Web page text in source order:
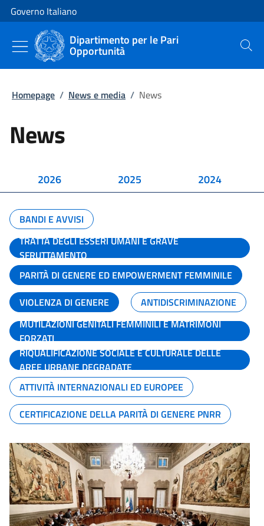
Vai al contenuto
Vai alla navigazione del sito
Governo Italiano
Dipartimento per le Pari
Opportunità Cerca
Homepage / News e media / News
News
2026 2025 2024
BANDI E AVVISI
TRATTA DEGLI ESSERI UMANI E GRAVE
SFRUTTAMENTO
PARITÀ DI GENERE ED EMPOWERMENT FEMMINILE
VIOLENZA DI GENERE
ANTIDISCRIMINAZIONE
MUTILAZIONI GENITALI FEMMINILI E MATRIMONI
FORZATI
RIQUALIFICAZIONE SOCIALE E CULTURALE DELLE
AREE URBANE DEGRADATE
ATTIVITÀ INTERNAZIONALI ED EUROPEE
CERTIFICAZIONE DELLA PARITÀ DI GENERE PNRR